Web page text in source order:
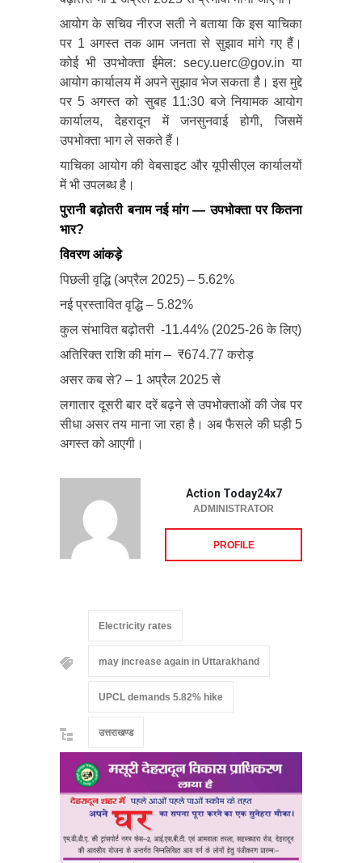
आयोग के सचिव नीरज सती ने बताया कि इस याचिका
पर 1 अगस्त तक आम जनता से सुझाव मांगे गए हैं।
कोई भी उपभोक्ता ईमेल: secy.uerc@gov.in या
आयोग कार्यालय में अपने सुझाव भेज सकता है। इस मुद्दे
पर 5 अगस्त को सुबह 11:30 बजे नियामक आयोग
कार्यालय, देहरादून में जनसुनवाई होगी, जिसमें
उपभोक्ता भाग ले सकते हैं।
याचिका आयोग की वेबसाइट और यूपीसीएल कार्यालयों
में भी उपलब्ध है।
पुरानी बढ़ोतरी बनाम नई मांग — उपभोक्ता पर कितना
भार?
विवरण आंकड़े
पिछली वृद्धि (अप्रैल 2025) – 5.62%
नई प्रस्तावित वृद्धि – 5.82%
कुल संभावित बढ़ोतरी -11.44% (2025-26 के लिए)
अतिरिक्त राशि की मांग – ₹674.77 करोड़
असर कब से? – 1 अप्रैल 2025 से
लगातार दूसरी बार दरें बढ़ने से उपभोक्ताओं की जेब पर
सीधा असर तय माना जा रहा है। अब फैसले की घड़ी 5
अगस्त को आएगी।
Action Today24x7
ADMINISTRATOR
PROFILE
Electricity rates
may increase again in Uttarakhand
UPCL demands 5.82% hike
उत्तराखण्ड